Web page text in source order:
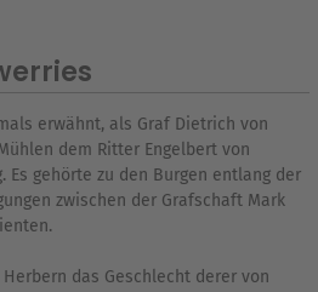
erwähnt, als Graf Dietrich von
dem Ritter Engelbert von
Es gehörte zu den Burgen entlang der
zwischen der Grafschaft Mark
das Geschlecht derer von